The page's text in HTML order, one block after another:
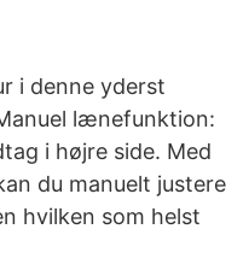
i denne yderst
lænefunktion:
i højre side. Med
du manuelt justere
hvilken som helst